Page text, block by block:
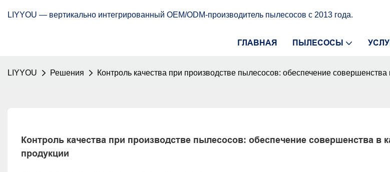
LIYYOU — вертикально интегрированный OEM/ODM-производитель пылесосов с 2013 года.
ГЛАВНАЯ ПЫЛЕСОСЫ
LIYYOU Решения Контроль качества при производстве пылесосов: обеспечение
Контроль качества при производстве пылесосов: обеспечение совершенства в
продукции